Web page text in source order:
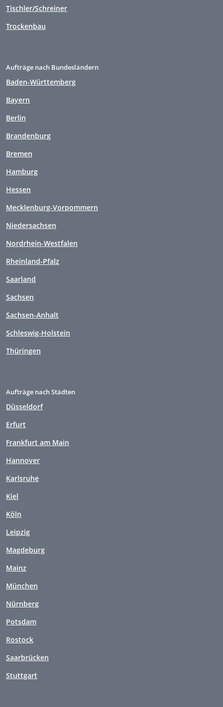
Tischler/Schreiner
Trockenbau
Aufträge nach Bundesländern
Baden-Württemberg
Bayern
Berlin
Brandenburg
Bremen
Hamburg
Hessen
Mecklenburg-Vorpommern
Niedersachsen
Nordrhein-Westfalen
Rheinland-Pfalz
Saarland
Sachsen
Sachsen-Anhalt
Schleswig-Holstein
Thüringen
Aufträge nach Städten
Düsseldorf
Erfurt
Frankfurt am Main
Hannover
Karlsruhe
Kiel
Köln
Leipzig
Magdeburg
Mainz
München
Nürnberg
Potsdam
Rostock
Saarbrücken
Stuttgart